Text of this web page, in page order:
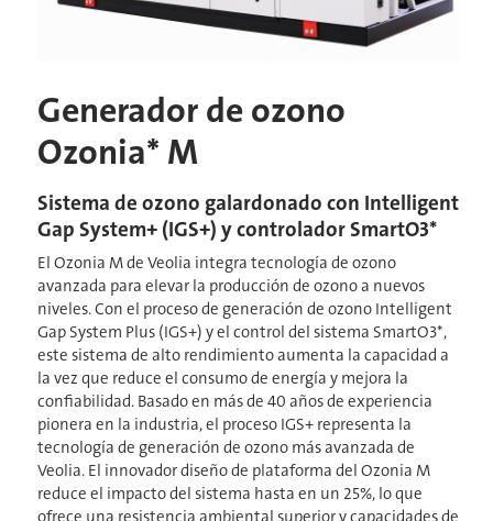
Generador de ozono
Ozonia* M
Sistema de ozono galardonado con Intelligent
Gap System+ (IGS+) y controlador SmartO3*
El Ozonia M de Veolia integra tecnología de ozono
avanzada para elevar la producción de ozono a nuevos
niveles. Con el proceso de generación de ozono Intelligent
Gap System Plus (IGS+) y el control del sistema SmartO3*,
este sistema de alto rendimiento aumenta la capacidad a
la vez que reduce el consumo de energía y mejora la
confiabilidad. Basado en más de 40 años de experiencia
pionera en la industria, el proceso IGS+ representa la
tecnología de generación de ozono más avanzada de
Veolia. El innovador diseño de plataforma del Ozonia M
reduce el impacto del sistema hasta en un 25%, lo que
ofrece una resistencia ambiental superior y capacidades de